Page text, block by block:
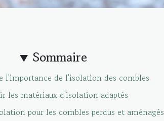
Sommaire
l'importance de l'isolation des combles
les matériaux d'isolation adaptés
pour les combles perdus et aménagés